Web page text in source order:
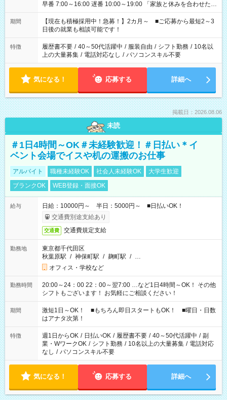
早番 7:00～16:00 遅番 10:00～19:00 「家族と休みを合わせた
い」 「余裕を持って夕飯の準備がしたい」 「できれば残業はし
たくない」 など、ご希望を教えてくださいね。 ※Wワーク希望
の方へ 今ご覧のお仕事で希望する勤務時間と、もう1つのお仕事
の勤務時間。 合計で週40時間を超える場合は応募できません。
期間
【現在も積極採用中！急募！】2カ月～ ■ご応募から最短2～3
日後の就業も相談可能です！
特徴 履歴書不要 / 40～50代活躍中 / 服装自由 / シフト勤務 / 10名以
上の大量募集 / 電話対応なし / パソコンスキル不要
気になる！ 応募する 詳細へ
掲載日：2026.08.06
未読
＃1日4時間～OK＃未経験歓迎！＃日払い＊イ
ベント会場でイスや机の運搬のお仕事
アルバイト 職種未経験OK 社会人未経験OK
大学生歓迎
ブランクOK
WEB登録・面接OK
給与
日給：10000円～ 半日：5000円～ ■日払いOK！
交通費別途支給あり
交通費 交通費規定支給
勤務地
東京都千代田区
秋葉原駅 / 神保町駅 / 麹町駅 / …
オフィス・学校など
勤務時間
20:00～24：00 22：00～翌7:00 …など1日4時間～OK！ その他
シフトもございます！ お気軽にご相談ください！
期間
激短1日～OK！ ■もちろん即日スタートもOK！ ■曜日・日数
はアナタ次第！
特徴 週1日からOK / 日払いOK / 履歴書不要 / 40～50代活躍中 / 副
業・WワークOK / シフト勤務 / 10名以上の大量募集 / 電話対応
なし / パソコンスキル不要
気になる！ 応募する 詳細へ